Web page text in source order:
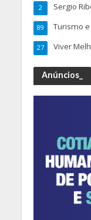
Sergio
2
Turismo
89
Viver
27
Anúncios_